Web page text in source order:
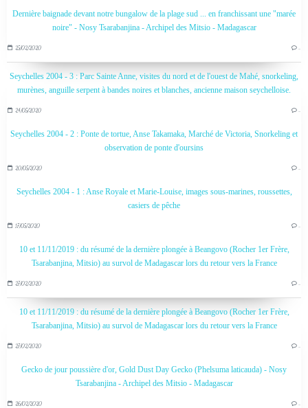
Dernière baignade devant notre bungalow de la plage sud ... en franchissant une "marée
noire" - Nosy Tsarabanjina - Archipel des Mitsio - Madagascar
25/02/2020 …
Seychelles 2004 - 3 : Parc Sainte Anne, visites du nord et de l'ouest de Mahé, snorkeling,
murènes, anguille serpent à bandes noires et blanches, ancienne maison seychelloise.
24/05/2020 …
Seychelles 2004 - 2 : Ponte de tortue, Anse Takamaka, Marché de Victoria, Snorkeling et
observation de ponte d'oursins
20/05/2020 …
Seychelles 2004 - 1 : Anse Royale et Marie-Louise, images sous-marines, roussettes,
casiers de pêche
17/05/2020 …
10 et 11/11/2019 : du résumé de la dernière plongée à Beangovo (Rocher 1er Frère,
Tsarabanjina, Mitsio) au survol de Madagascar lors du retour vers la France
27/02/2020 …
10 et 11/11/2019 : du résumé de la dernière plongée à Beangovo (Rocher 1er Frère,
Tsarabanjina, Mitsio) au survol de Madagascar lors du retour vers la France
27/02/2020 …
Gecko de jour poussière d'or, Gold Dust Day Gecko (Phelsuma laticauda) - Nosy
Tsarabanjina - Archipel des Mitsio - Madagascar
26/02/2020 …